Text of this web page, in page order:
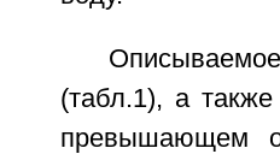
(табл.1), а
превышающем